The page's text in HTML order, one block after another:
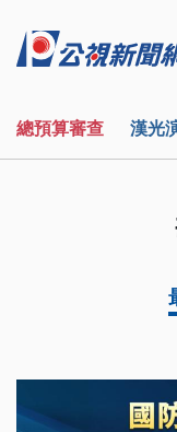
總預算審查 漢光